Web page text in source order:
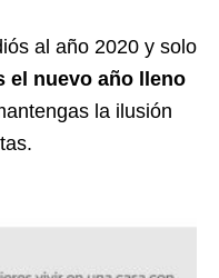
al año 2020 y solo
el nuevo año lleno
la ilusión